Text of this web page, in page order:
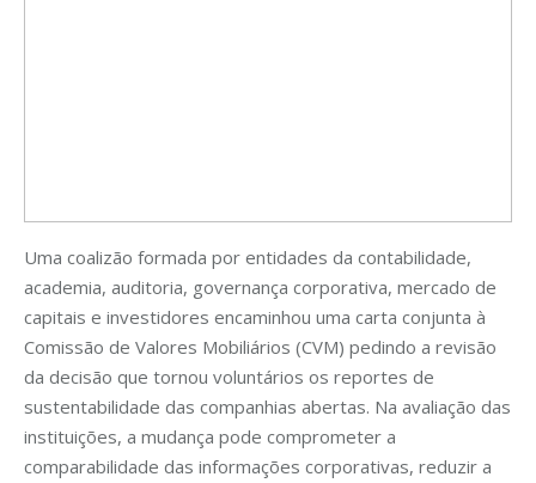
Uma coalizão formada por entidades da contabilidade,
academia, auditoria, governança corporativa, mercado de
capitais e investidores encaminhou uma carta conjunta à
Comissão de Valores Mobiliários (CVM) pedindo a revisão
da decisão que tornou voluntários os reportes de
sustentabilidade das companhias abertas. Na avaliação das
instituições, a mudança pode comprometer a
comparabilidade das informações corporativas, reduzir a